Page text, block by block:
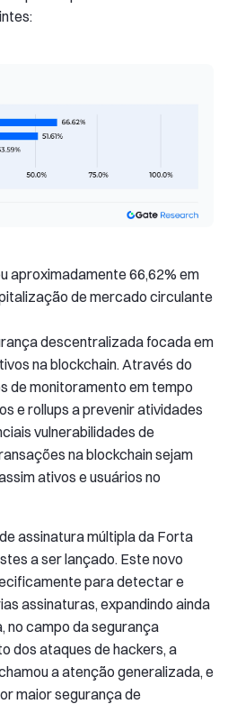
aproximadamente 66,62% em
de mercado circulante
descentralizada focada em
na blockchain. Através do
de monitoramento em tempo
e rollups a prevenir atividades
vulnerabilidades de
na blockchain sejam
ativos e usuários no
assinatura múltipla da Forta
a ser lançado. Este novo
para detectar e
assinaturas, expandindo ainda
no campo da segurança
dos ataques de hackers, a
a atenção generalizada, e
maior segurança de